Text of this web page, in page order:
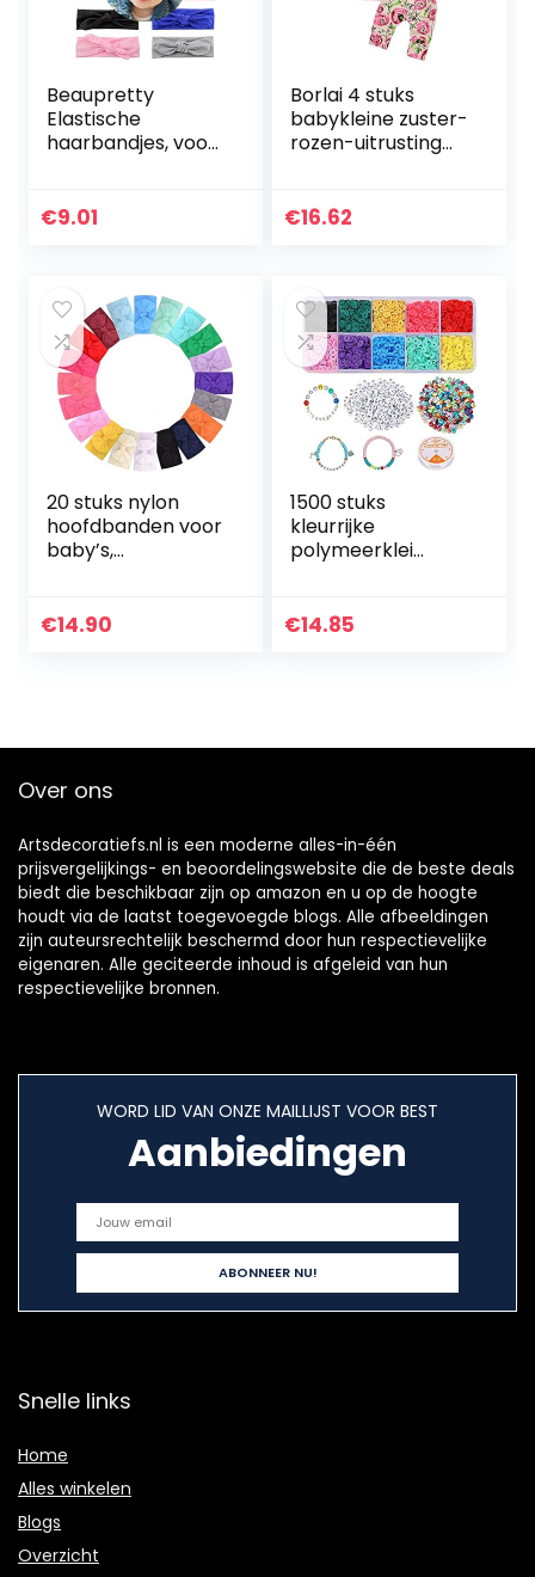
Beaupretty
Elastische
haarbandjes, voor
oranje + roze +
€9.01
Borlai 4 stuks
babykleine zuster-
rozen-uitrusting
beanie
€16.62
20 stuks nylon
hoofdbanden voor
baby’s,
20 stuks
€14.90
1500 stuks
kleurrijke
polymeerklei
afstandsparels,
€14.85
Over ons
Artsdecoratiefs.nl is een moderne alles-in-één
prijsvergelijkings- en beoordelingswebsite die de beste deals
biedt die beschikbaar zijn op amazon en u op de hoogte
houdt via de laatst toegevoegde blogs. Alle afbeeldingen
zijn auteursrechtelijk beschermd door hun respectievelijke
eigenaren. Alle geciteerde inhoud is afgeleid van hun
respectievelijke bronnen.
WORD LID VAN ONZE MAILLIJST VOOR BEST
Aanbiedingen
Snelle links
Home
Alles winkelen
Blogs
Overzicht